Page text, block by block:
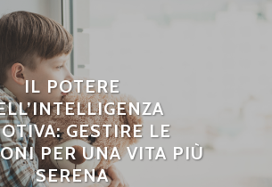
IL POTERE
GESTIRE LE
PER UNA VITA PIÙ
SERENA